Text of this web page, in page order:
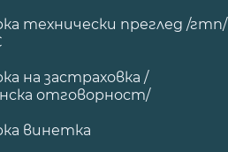
технически преглед /гтп/
на застраховка /
отговорност/
винетка